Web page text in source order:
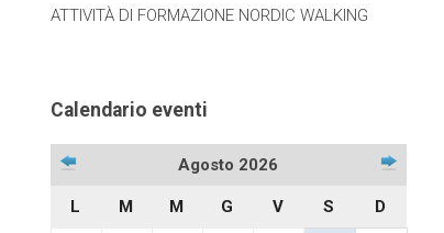
ATTIVITÀ DI FORMAZIONE NORDIC WALKING
Calendario eventi
Agosto 2026
L M M G V S D